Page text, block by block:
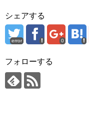
シェアする
error 0
フォローする